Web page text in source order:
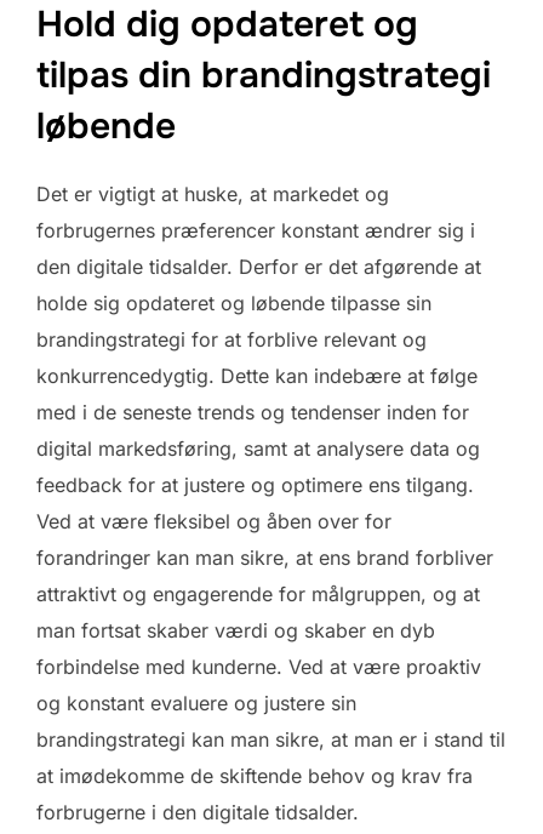
Hold dig opdateret og
tilpas din brandingstrategi
løbende
Det er vigtigt at huske, at markedet og
forbrugernes præferencer konstant ændrer sig i
den digitale tidsalder. Derfor er det afgørende at
holde sig opdateret og løbende tilpasse sin
brandingstrategi for at forblive relevant og
konkurrencedygtig. Dette kan indebære at følge
med i de seneste trends og tendenser inden for
digital markedsføring, samt at analysere data og
feedback for at justere og optimere ens tilgang.
Ved at være fleksibel og åben over for
forandringer kan man sikre, at ens brand forbliver
attraktivt og engagerende for målgruppen, og at
man fortsat skaber værdi og skaber en dyb
forbindelse med kunderne. Ved at være proaktiv
og konstant evaluere og justere sin
brandingstrategi kan man sikre, at man er i stand til
at imødekomme de skiftende behov og krav fra
forbrugerne i den digitale tidsalder.